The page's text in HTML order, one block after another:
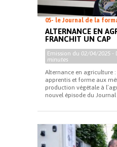
05- le Journal de la
ALTERNANCE EN
FRANCHIT UN CAP
Emission du 02/04/2025 -
minutes
Alternance en agriculture :
apprentis et forme aux
production végétale à
nouvel épisode du Journal